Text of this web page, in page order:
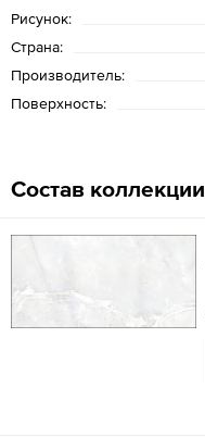
Рисунок:
Страна:
Производитель:
Поверхность:
Состав коллекции